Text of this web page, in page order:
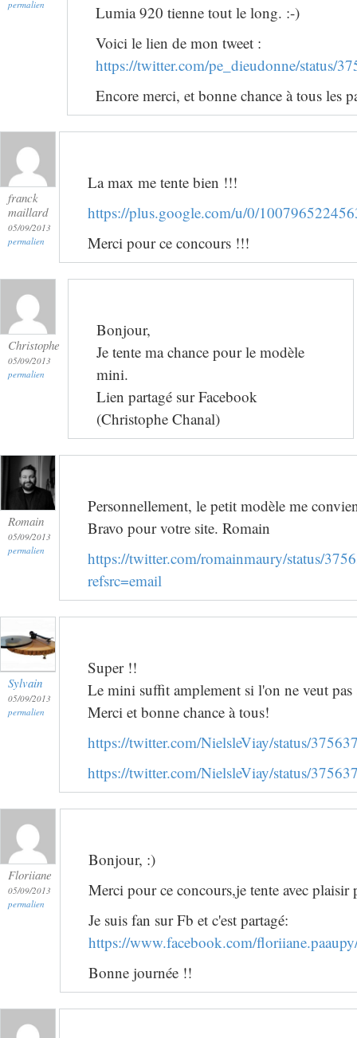
permalien
Lumia 920 tienne tout le long. :-)
Voici le lien de mon tweet :
https://twitter.com/pe_dieudonne/status/
Encore merci, et bonne chance à tous les
franck
maillard
05/09/2013
permalien
La max me tente bien !!!
https://plus.google.com/u/0/
Merci pour ce concours !!!
Christophe
05/09/2013
permalien
Bonjour,
Je tente ma chance pour le modèle
mini.
Lien partagé sur Facebook
(Christophe Chanal)
Romain
05/09/2013
permalien
Personnellement, le petit modèle me
Bravo pour votre site. Romain
https://twitter.com/romainmaury/status/
refsrc=email
Sylvain
05/09/2013
permalien
Super !!
Le mini suffit amplement si l'on ne veut pas
Merci et bonne chance à tous!
https://twitter.com/NielsleViay/status/
https://twitter.com/NielsleViay/status/
Floriiane
05/09/2013
permalien
Bonjour, :)
Merci pour ce concours,je tente avec
Je suis fan sur Fb et c'est partagé:
https://www.facebook.com/
Bonne journée !!